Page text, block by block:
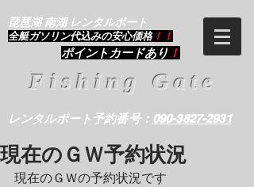
琵琶湖 南湖 レンタルボート
​全艇ガソリン代込みの安心価格 ！！
ポイントカードあり ！
Fishing Gate
レンタルボート予約番号： 090-3827-2931
現在のＧＷ予約状況
現在のＧＷの予約状況です